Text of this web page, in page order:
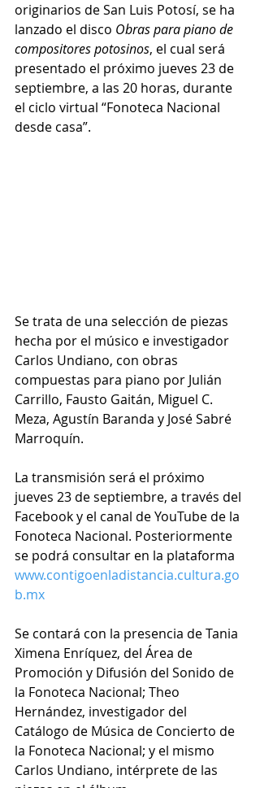
originarios de San Luis Potosí, se ha
lanzado el disco Obras para piano de
compositores potosinos, el cual será
presentado el próximo jueves 23 de
septiembre, a las 20 horas, durante
el ciclo virtual “Fonoteca Nacional
desde casa”.
Se trata de una selección de piezas
hecha por el músico e investigador
Carlos Undiano, con obras
compuestas para piano por Julián
Carrillo, Fausto Gaitán, Miguel C.
Meza, Agustín Baranda y José Sabré
Marroquín.
La transmisión será el próximo
jueves 23 de septiembre, a través del
Facebook y el canal de YouTube de la
Fonoteca Nacional. Posteriormente
se podrá consultar en la plataforma
www.contigoenladistancia.cultura.go
b.mx
Se contará con la presencia de Tania
Ximena Enríquez, del Área de
Promoción y Difusión del Sonido de
la Fonoteca Nacional; Theo
Hernández, investigador del
Catálogo de Música de Concierto de
la Fonoteca Nacional; y el mismo
Carlos Undiano, intérprete de las